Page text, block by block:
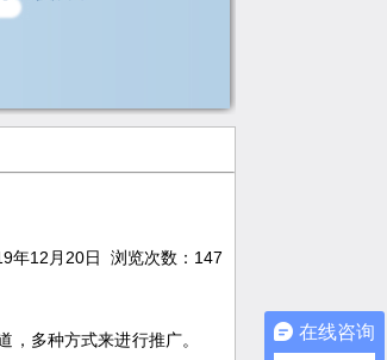
年12月20日 浏览次数： 147
多种方式来进行推广。 在线咨询